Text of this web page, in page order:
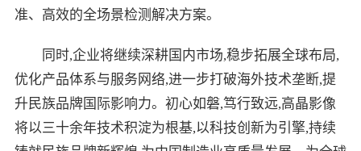
准、高效的全场景检测解决方案。
同时,企业将继续深耕国内市场,稳步拓展全球布局,
优化产品体系与服务网络,进一步打破海外技术垄断,提
升民族品牌国际影响力。初心如磐,笃行致远,高晶影像
将以三十余年技术积淀为根基,以科技创新为引擎,持续